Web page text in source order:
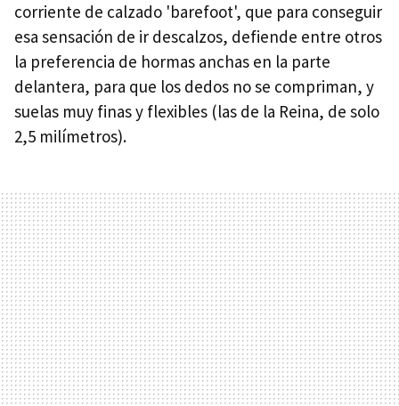
corriente de calzado 'barefoot', que para conseguir
esa sensación de ir descalzos, defiende entre otros
la preferencia de hormas anchas en la parte
delantera, para que los dedos no se compriman, y
suelas muy finas y flexibles (las de la Reina, de solo
2,5 milímetros).